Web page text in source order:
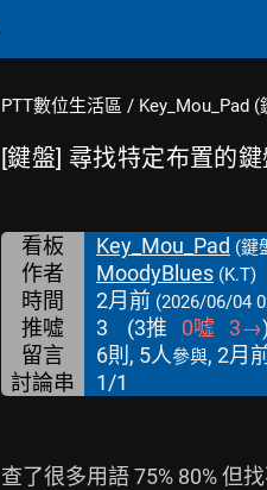
PTT數位生活區 / Key_Mou_Pad
[鍵盤] 尋找特定布置的鍵
看板 Key_Mou_Pad (鍵
作者 MoodyBlues (K.T)
時間 2月前 (2026/06/04
推噓 3 (3推 0噓 3→)
留言
6則, 5人參與, 2月
討論串 1/1
查了很多用語 75% 80% 但